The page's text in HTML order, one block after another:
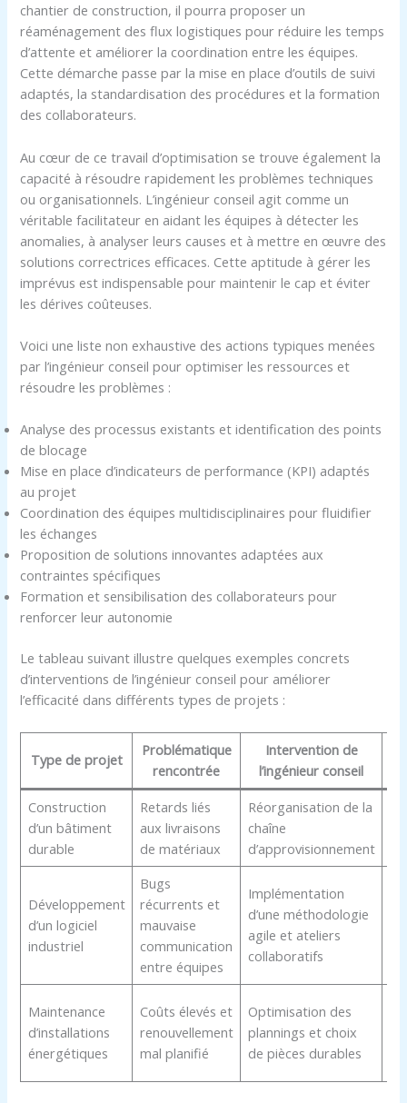
chantier de construction, il pourra proposer un
réaménagement des flux logistiques pour réduire les temps
d’attente et améliorer la coordination entre les équipes.
Cette démarche passe par la mise en place d’outils de suivi
adaptés, la standardisation des procédures et la formation
des collaborateurs.
Au cœur de ce travail d’optimisation se trouve également la
capacité à résoudre rapidement les problèmes techniques
ou organisationnels. L’ingénieur conseil agit comme un
véritable facilitateur en aidant les équipes à détecter les
anomalies, à analyser leurs causes et à mettre en œuvre des
solutions correctrices efficaces. Cette aptitude à gérer les
imprévus est indispensable pour maintenir le cap et éviter
les dérives coûteuses.
Voici une liste non exhaustive des actions typiques menées
par l’ingénieur conseil pour optimiser les ressources et
résoudre les problèmes :
Analyse des processus existants et identification des points
de blocage
Mise en place d’indicateurs de performance (KPI) adaptés
au projet
Coordination des équipes multidisciplinaires pour fluidifier
les échanges
Proposition de solutions innovantes adaptées aux
contraintes spécifiques
Formation et sensibilisation des collaborateurs pour
renforcer leur autonomie
Le tableau suivant illustre quelques exemples concrets
d’interventions de l’ingénieur conseil pour améliorer
l’efficacité dans différents types de projets :
Type de projet
Problématique
rencontrée
Intervention de
l’ingénieur conseil
Construction
d’un bâtiment
durable
Retards liés
aux livraisons
de matériaux
Réorganisation de la
chaîne
d’approvisionnement
Développement
d’un logiciel
industriel
Bugs
récurrents et
mauvaise
communication
entre équipes
Implémentation
d’une méthodologie
agile et ateliers
collaboratifs
Maintenance
d’installations
énergétiques
Coûts élevés et
renouvellement
mal planifié
Optimisation des
plannings et choix
de pièces durables